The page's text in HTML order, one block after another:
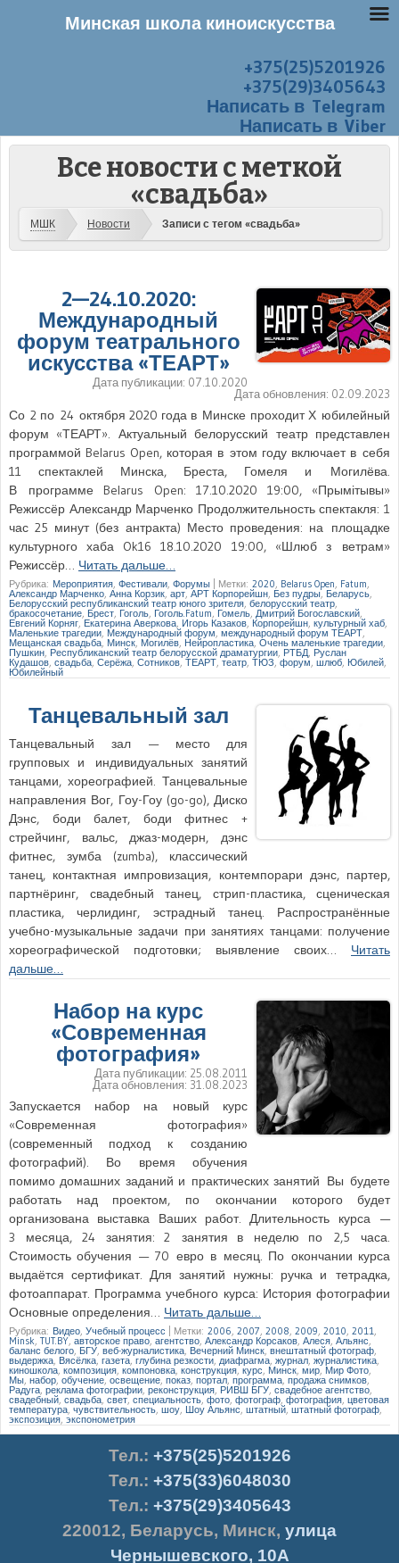
+375(25)5201926
+375(29)3405643
Написать в Telegram
Написать в Viber
Все новости с меткой
«свадьба»
МШК Новости Записи с тегом «свадьба»
2—24.10.2020:
Международный
форум театрального
искусства «ТЕАРТ»
Дата публикации: 07.10.2020
Дата обновления: 02.09.2023
Со 2 по 24 октября 2020 года в Минске проходит Х юбилейный
форум «ТЕАРТ». Актуальный белорусский театр представлен
программой Belarus Open, которая в этом году включает в себя
11 спектаклей Минска, Бреста, Гомеля и Могилёва.
В программе Belarus Open: 17.10.2020 19:00, «Прымітывы»
Режиссёр Александр Марченко Продолжительность спектакля: 1
час 25 минут (без антракта) Место проведения: на площадке
культурного хаба Ok16 18.10.2020 19:00, «Шлюб з ветрам»
Режиссёр… Читать дальше…
Рубрика: Мероприятия Фестивали Форумы Метки: 2020 Belarus Open Fatum
Александр Марченко Анна Корзик ,арт, АРТ Корпорейшн Без пудры, Беларусь
Белорусский республиканский театр юного зрителя белорусский театр
бракосочетание Брест Гоголь Гоголь.Fatum, Гомель Дмитрий Богославский
Евгений Корняг ,Екатерина Аверкова Игорь Казаков ,Корпорейшн культурный хаб
Маленькие трагедии Международный форум международный форум ТЕАРТ
Мещанская свадьба, Минск Могилёв Нейропластика Очень маленькие трагедии
Пушкин Республиканский театр белорусской драматургии РТБД Руслан
Кудашов свадьба Серёжа Сотников, ТЕАРТ ,театр ТЮЗ ,форум шлюб Юбилей
Юбилейный
Танцевальный зал
Танцевальный зал — место для
групповых и индивидуальных занятий
танцами, хореографией. Танцевальные
направления Вог, Гоу-Гоу (go-go), Диско
Дэнс, боди балет, боди фитнес +
стрейчинг, вальс, джаз-модерн, дэнс
фитнес, зумба (zumba), классический
танец, контактная импровизация, контемпорари дэнс, партер,
партнёринг, свадебный танец, стрип-пластика, сценическая
пластика, черлидинг, эстрадный танец. Распространённые
учебно-музыкальные задачи при занятиях танцами: получение
хореографической подготовки; выявление своих… Читать
дальше…
Набор на курс
«Современная
фотография»
Дата публикации: 25.08.2011
Дата обновления: 31.08.2023
Запускается набор на новый курс
«Современная фотография»
(современный подход к созданию
фотографий). Во время обучения
помимо домашних заданий и практических занятий Вы будете
работать над проектом, по окончании которого будет
организована выставка Ваших работ. Длительность курса —
3 месяца, 24 занятия: 2 занятия в неделю по 2,5 часа.
Стоимость обучения — 70 евро в месяц. По окончании курса
выдаётся сертификат. Для занятий нужны: ручка и тетрадка,
фотоаппарат. Программа учебного курса: История фотографии
Основные определения… Читать дальше…
Рубрика: Видео Учебный процесс Метки: 2006 2007 2008 2009 2010 2011
Minsk TUT.BY, авторское право агентство Александр Корсаков Алеся Альянс
баланс белого БГУ веб-журналистика Вечерний Минск,внештатный фотограф
выдержка Вясёлка, газета ,глубина резкости диафрагма журнал журналистика
киношкола композиция компоновка конструкция, курс Минск мир, Мир Фото
Мы набор, обучение, освещение показ портал программа продажа снимков,
Радуга реклама фотографии реконструкция РИВШ БГУ свадебное агентство
свадебный свадьба свет, специальность, фото фотограф фотография цветовая
температура чувствительность шоу Шоу Альянс штатный ,штатный фотограф
экспозиция экспонометрия
Тел.: +375(25)5201926
Тел.: +375(33)6048030
Тел.: +375(29)3405643
220012, Беларусь, Минск, улица
Чернышевского, 10А
Минская школа киноискусства